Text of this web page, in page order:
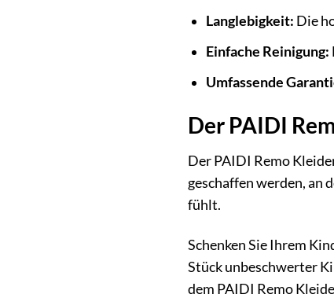
Langlebigkeit: Die
Einfache Reinigung:
Umfassende
Der PAIDI
Der PAIDI Remo
geschaffen werden, an
fühlt.
Schenken Sie Ihrem
Stück unbeschwerter
dem PAIDI Remo